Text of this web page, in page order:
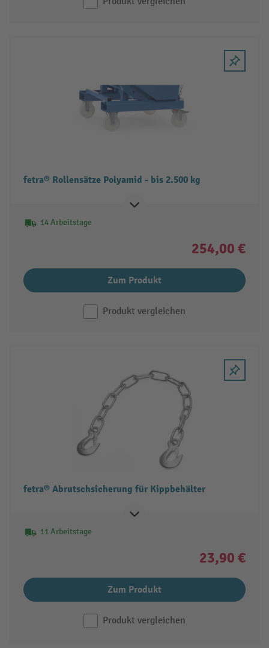
fetra® Rollensätze Polyamid - bis 2.500 kg
14 Arbeitstage
254,00 €
Zum Produkt
Produkt vergleichen
fetra® Abrutschsicherung für Kippbehälter
11 Arbeitstage
23,90 €
Zum Produkt
Produkt vergleichen